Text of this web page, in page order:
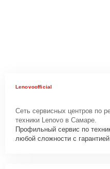
Lenovoofficial
Сеть сервисных центров по
техники Lenovo в Самаре.
Профильный сервис по
любой сложности с гарантией